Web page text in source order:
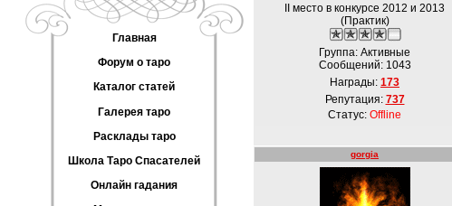
Главная
Форум о таро
Каталог статей
Галерея таро
Расклады таро
Школа Таро Спасателей
Онлайн гадания
II место в конкурсе 2012 и 2013
(Практик)
Группа: Активные
Сообщений: 1043
Награды: 173
Репутация: 737
Статус: Offline
gorgia